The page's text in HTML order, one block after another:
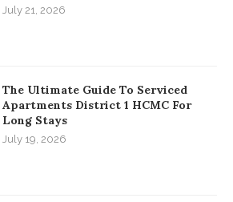
July 21, 2026
The Ultimate Guide To Serviced
Apartments District 1 HCMC For
Long Stays
July 19, 2026